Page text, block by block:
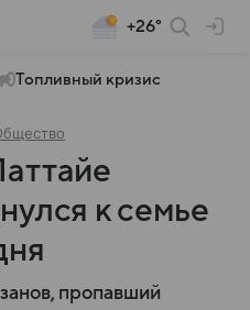
+26°
Топливный кризис
к семье
пропавший